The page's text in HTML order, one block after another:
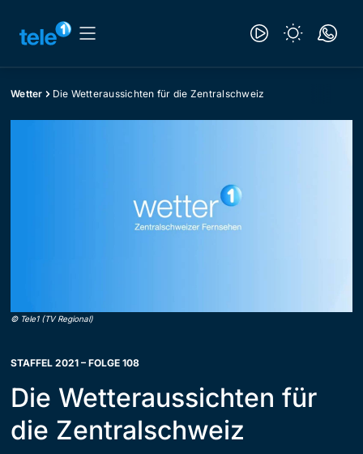
Wetter Die Wetteraussichten für die Zentralschweiz
© Tele1 (TV Regional)
STAFFEL 2021 – FOLGE 108
Die Wetteraussichten für
die Zentralschweiz